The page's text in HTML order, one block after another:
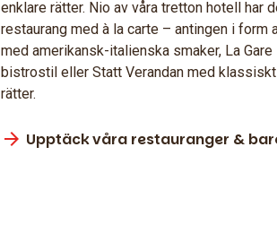
enklare rätter. Nio av våra tretton hotell har
restaurang med à la carte – antingen i form
med amerikansk-italienska smaker, La Gare
bistrostil eller Statt Verandan med
rätter.
Upptäck våra restauranger &